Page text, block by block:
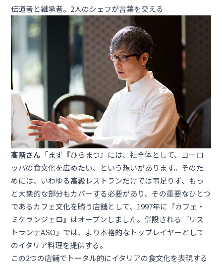
伝道者と継承者。2人のシェフが言葉を交える
髙階さん 「まず『ひらまつ』には、社全体として、ヨーロ
ッパの食文化を広めたい、という想いがあります。そのた
めには、いわゆる高級レストランだけでは事足りず、もっ
と大衆的な部分もカバーする必要があり、その重要なひとつ
であるカフェ文化を賄う店舗として、1997年に『カフェ・
ミケランジェロ』はオープンしました。併設される『リス
トランテASO』では、より本格的なトップレイヤーとして
のイタリア料理を提供する。
この2つの店舗でトータル的にイタリアの食文化を表現する